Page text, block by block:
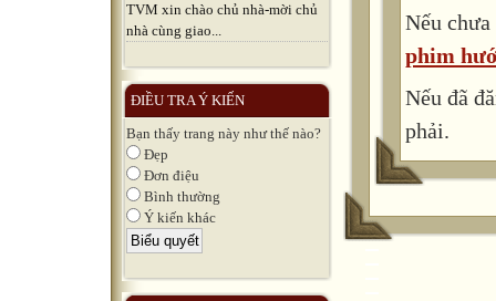
TVM xin chào chủ nhà-mời chủ
nhà cùng giao...
ĐIỀU TRA Ý KIẾN
Bạn thấy trang này như thế nào?
Đẹp
Đơn điệu
Bình thường
Ý kiến khác
Nếu
phim
Nếu đã
phải.